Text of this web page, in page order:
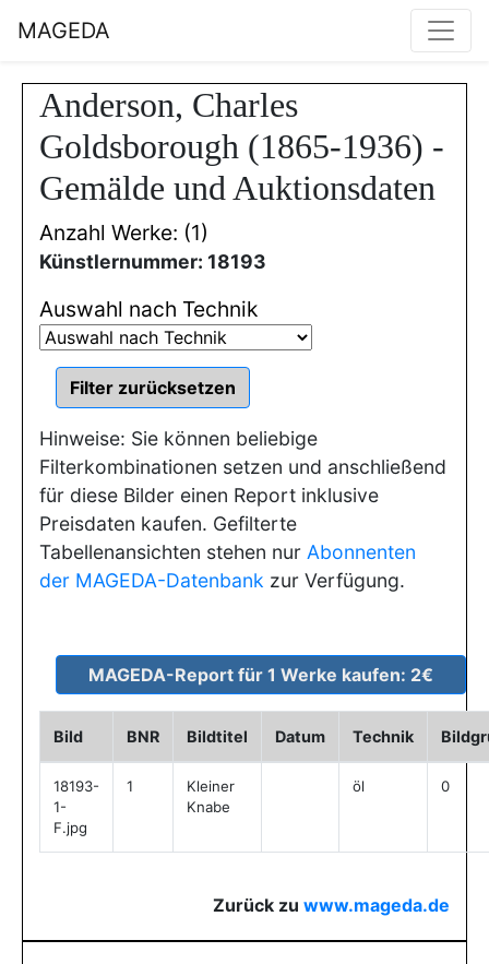
MAGEDA
Anderson, Charles
Goldsborough (1865-1936) -
Gemälde und Auktionsdaten
Anzahl Werke: (1)
Künstlernummer: 18193
Auswahl nach Technik
Hinweise: Sie können beliebige
Filterkombinationen setzen und anschließend
für diese Bilder einen Report inklusive
Preisdaten kaufen. Gefilterte
Tabellenansichten stehen nur Abonnenten
der MAGEDA-Datenbank zur Verfügung.
Bild BNR Bildtitel Datum Technik
18193-
1-
F.jpg
1
Kleiner
Knabe
öl 0
Zurück zu www.mageda.de